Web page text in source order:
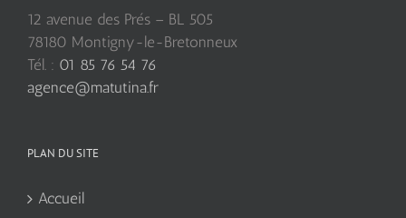
12 avenue des Prés – BL 505
78180 Montigny-le-Bretonneux
Tél. : 01 85 76 54 76
agence@matutina.fr
PLAN DU SITE
Accueil